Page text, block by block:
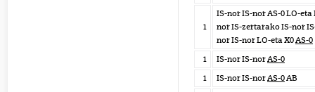
1
IS-nor IS-nor AS-0 LO-eta
nor IS-zertarako IS-nor
nor IS-nor LO-eta X0AS-0
1
IS-nor IS-norAS-0
1
IS-nor IS-norAS-0AB